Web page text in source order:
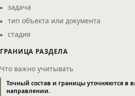
задача
тип объекта или документа
стадия
ГРАНИЦА РАЗДЕЛА
Что важно учитывать
Точный состав и границы уточняются в
направлении.